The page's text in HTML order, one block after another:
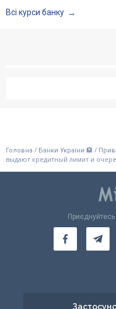
Всі курси банку
Головна / Банки України 🏦 /
выдают кредитный лимит и